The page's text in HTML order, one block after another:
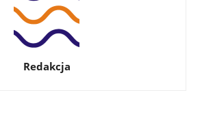
Redakcja